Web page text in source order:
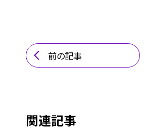
前の記事
関連記事